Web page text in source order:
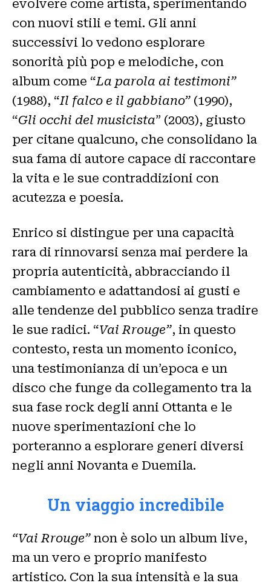
evolvere come artista, sperimentando
con nuovi stili e temi. Gli anni
successivi lo vedono esplorare
sonorità più pop e melodiche, con
album come “La parola ai testimoni”
(1988), “Il falco e il gabbiano” (1990),
“Gli occhi del musicista” (2003), giusto
per citane qualcuno, che consolidano la
sua fama di autore capace di raccontare
la vita e le sue contraddizioni con
acutezza e poesia.
Enrico si distingue per una capacità
rara di rinnovarsi senza mai perdere la
propria autenticità, abbracciando il
cambiamento e adattandosi ai gusti e
alle tendenze del pubblico senza tradire
le sue radici. “Vai Rrouge”, in questo
contesto, resta un momento iconico,
una testimonianza di un’epoca e un
disco che funge da collegamento tra la
sua fase rock degli anni Ottanta e le
nuove sperimentazioni che lo
porteranno a esplorare generi diversi
negli anni Novanta e Duemila.
Un viaggio incredibile
“Vai Rrouge” non è solo un album live,
ma un vero e proprio manifesto
artistico. Con la sua intensità e la sua